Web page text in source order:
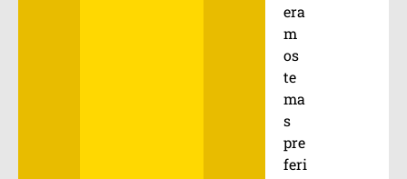
era
m
os
te
ma
s
pre
feri